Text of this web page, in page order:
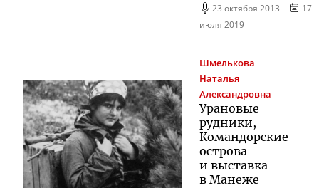
23 октября 2013
17
июля 2019
Шмелькова
Наталья
Александровна
Урановые
рудники,
Командорские
острова
и выставка
в Манеже